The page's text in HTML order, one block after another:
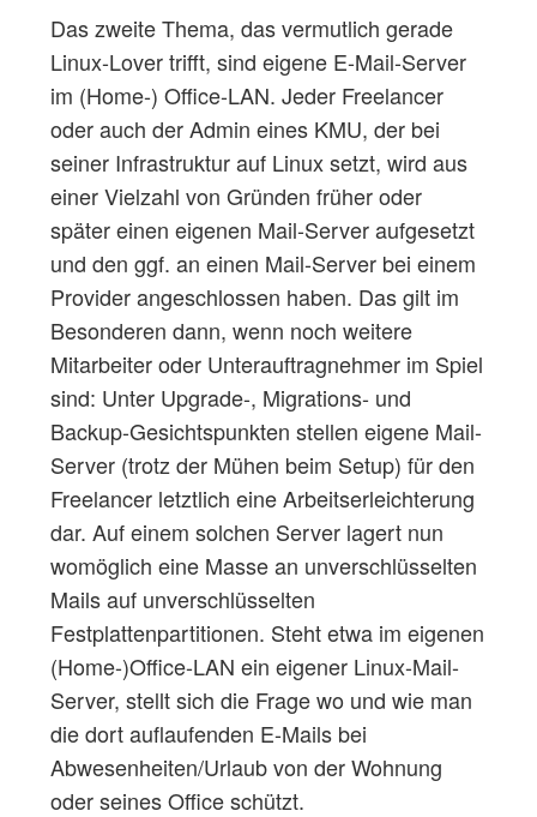
Das zweite Thema, das vermutlich gerade
Linux-Lover trifft, sind eigene E-Mail-Server
im (Home-) Office-LAN. Jeder Freelancer
oder auch der Admin eines KMU, der bei
seiner Infrastruktur auf Linux setzt, wird aus
einer Vielzahl von Gründen früher oder
später einen eigenen Mail-Server aufgesetzt
und den ggf. an einen Mail-Server bei einem
Provider angeschlossen haben. Das gilt im
Besonderen dann, wenn noch weitere
Mitarbeiter oder Unterauftragnehmer im Spiel
sind: Unter Upgrade-, Migrations- und
Backup-Gesichtspunkten stellen eigene Mail-
Server (trotz der Mühen beim Setup) für den
Freelancer letztlich eine Arbeitserleichterung
dar. Auf einem solchen Server lagert nun
womöglich eine Masse an unverschlüsselten
Mails auf unverschlüsselten
Festplattenpartitionen. Steht etwa im eigenen
(Home-)Office-LAN ein eigener Linux-Mail-
Server, stellt sich die Frage wo und wie man
die dort auflaufenden E-Mails bei
Abwesenheiten/Urlaub von der Wohnung
oder seines Office schützt.